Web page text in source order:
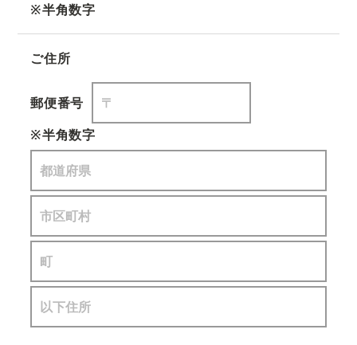
※半角数字
ご住所
郵便番号
※半角数字